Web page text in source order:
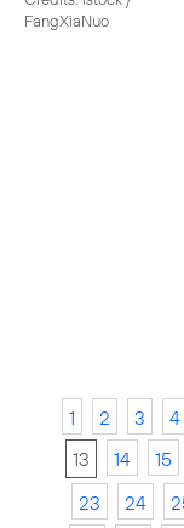
FangXiaNuo
1 2 3 4
13
14 15
23
24